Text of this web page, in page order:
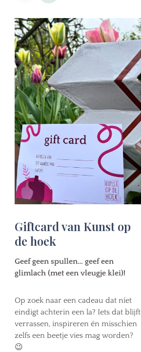
Giftcard van Kunst op
de hoek
Geef geen spullen… geef een
glimlach (met een vleugje klei)!
Op zoek naar een cadeau dat níet
eindigt achterin een la? Iets dat blijft
verrassen, inspireren én misschien
zelfs een beetje vies mag worden?
😉